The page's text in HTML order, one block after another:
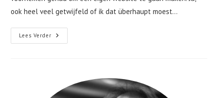
ook heel veel getwijfeld of ik dat überhaupt moest…
Lees Verder En
Toen